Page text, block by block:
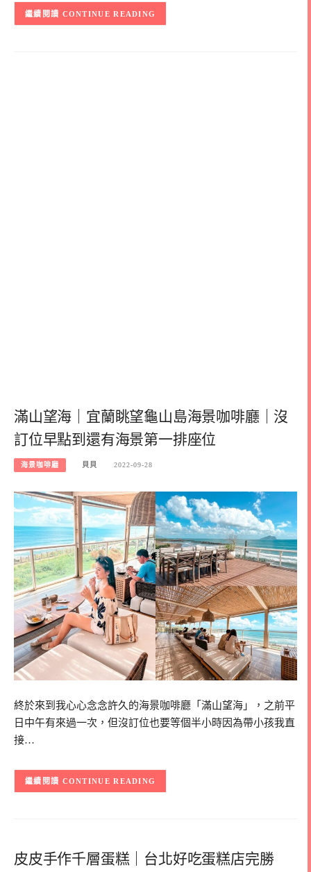
CONTINUE READING
滿山望海｜宜蘭眺望龜山島海景咖啡廳｜沒
訂位早點到還有海景第一排座位
海景咖啡廳 貝貝 2022-09-28
終於來到我心心念念許久的海景咖啡廳「滿山望海」，之前平
日中午有來過一次，但沒訂位也要等個半小時因為帶小孩我直
接…
CONTINUE READING
皮皮手作千層蛋糕｜台北好吃蛋糕店完勝